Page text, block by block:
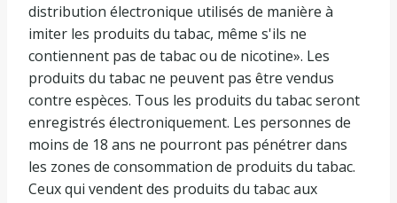
distribution électronique utilisés de manière à
imiter les produits du tabac, même s'ils ne
contiennent pas de tabac ou de nicotine». Les
produits du tabac ne peuvent pas être vendus
contre espèces. Tous les produits du tabac seront
enregistrés électroniquement. Les personnes de
moins de 18 ans ne pourront pas pénétrer dans
les zones de consommation de produits du tabac.
Ceux qui vendent des produits du tabac aux